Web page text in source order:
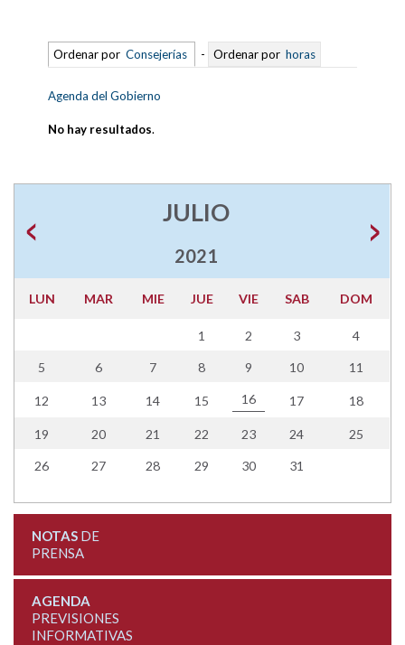
Ordenar por Consejerías - Ordenar por horas
Agenda del Gobierno
No hay resultados.
JULIO
2021
LUN MAR MIE JUE VIE SAB DOM
1 2 3 4
5 6 7 8 9 10 11
12 13 14 15 16 17 18
19 20 21 22 23 24 25
26 27 28 29 30 31
NOTASDE
PRENSA
AGENDA
PREVISIONES
INFORMATIVAS